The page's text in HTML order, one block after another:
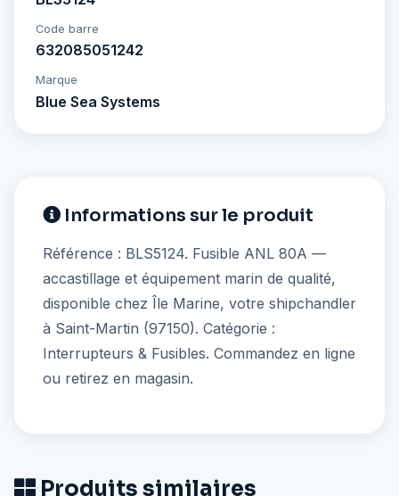
Code barre
632085051242
Marque
Blue Sea Systems
Informations sur le produit
Référence : BLS5124. Fusible ANL 80A —
accastillage et équipement marin de qualité,
disponible chez Île Marine, votre shipchandler
à Saint-Martin (97150). Catégorie :
Interrupteurs & Fusibles. Commandez en ligne
ou retirez en magasin.
Produits similaires